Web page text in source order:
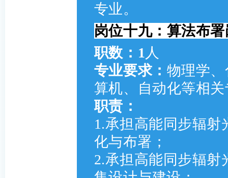
专业。
岗位十九：算法布
职数：1 人
专业要求： 物理学
算机、自动化等相
职责：
1.承担高能同步辐
化与布署；
2.承担高能同步辐